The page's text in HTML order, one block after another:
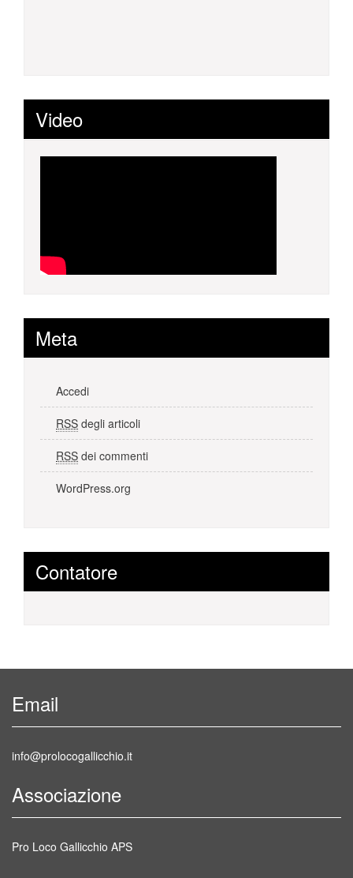
Video
Meta
Accedi
RSS degli articoli
RSS dei commenti
WordPress.org
Contatore
Email
info@prolocogallicchio.it
Associazione
Pro Loco Gallicchio APS